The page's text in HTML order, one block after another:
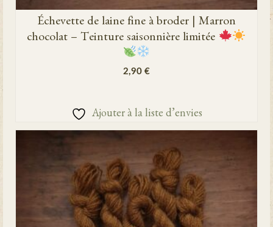
Échevette de laine fine à broder | Marron
chocolat – Teinture saisonnière limitée
2,90 €
Ajouter à la liste d’envies